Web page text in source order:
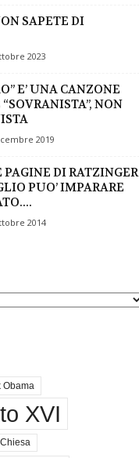
SAPETE DI
2023
E’ UNA CANZONE
NON
2019
PAGINE DI RATZINGER
PUO’ IMPARARE
2014
Obama
XVI
Chiesa